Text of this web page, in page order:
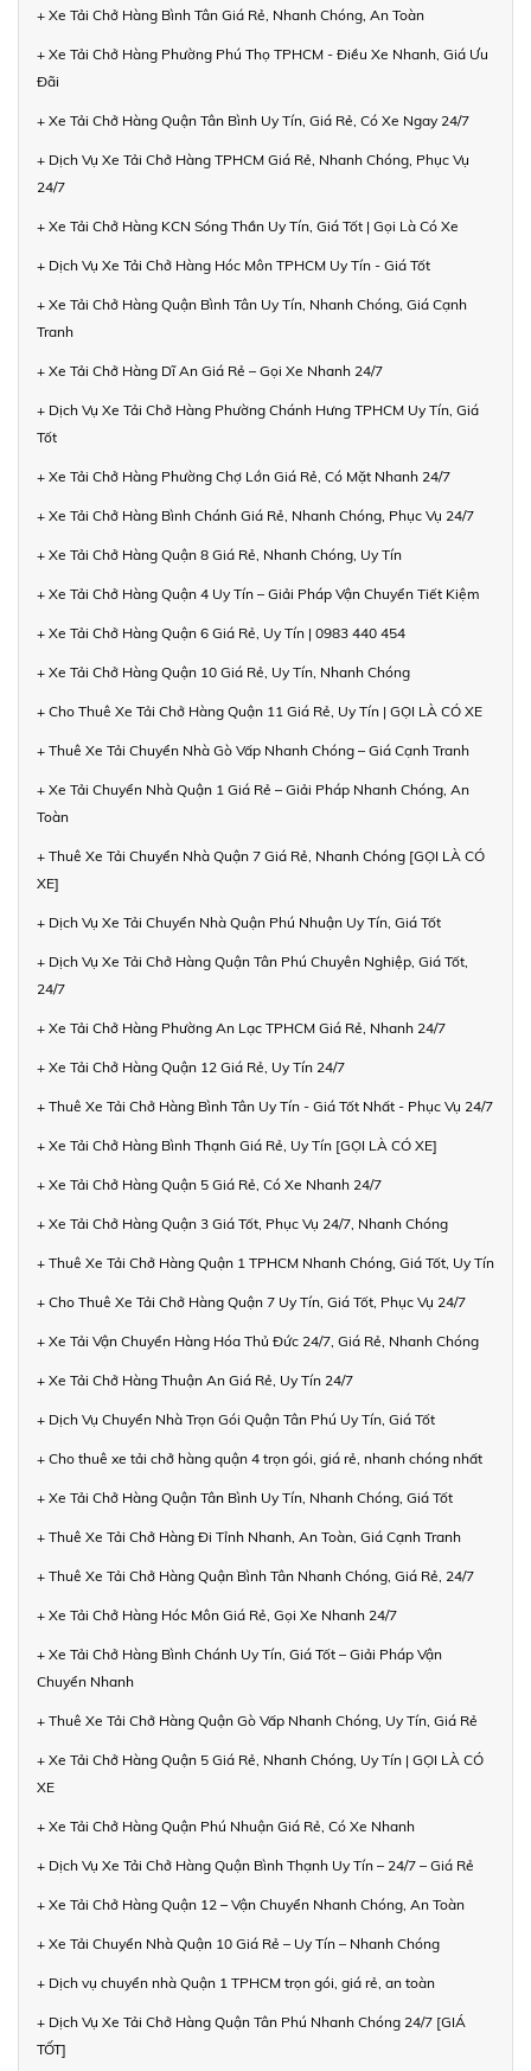
+ Xe Tải Chở Hàng Bình Tân Giá Rẻ, Nhanh Chóng, An Toàn
+ Xe Tải Chở Hàng Phường Phú Thọ TPHCM - Điều Xe Nhanh, Giá Ưu
Đãi
+ Xe Tải Chở Hàng Quận Tân Bình Uy Tín, Giá Rẻ, Có Xe Ngay 24/7
+ Dịch Vụ Xe Tải Chở Hàng TPHCM Giá Rẻ, Nhanh Chóng, Phục Vụ
24/7
+ Xe Tải Chở Hàng KCN Sóng Thần Uy Tín, Giá Tốt | Gọi Là Có Xe
+ Dịch Vụ Xe Tải Chở Hàng Hóc Môn TPHCM Uy Tín - Giá Tốt
+ Xe Tải Chở Hàng Quận Bình Tân Uy Tín, Nhanh Chóng, Giá Cạnh
Tranh
+ Xe Tải Chở Hàng Dĩ An Giá Rẻ – Gọi Xe Nhanh 24/7
+ Dịch Vụ Xe Tải Chở Hàng Phường Chánh Hưng TPHCM Uy Tín, Giá
Tốt
+ Xe Tải Chở Hàng Phường Chợ Lớn Giá Rẻ, Có Mặt Nhanh 24/7
+ Xe Tải Chở Hàng Bình Chánh Giá Rẻ, Nhanh Chóng, Phục Vụ 24/7
+ Xe Tải Chở Hàng Quận 8 Giá Rẻ, Nhanh Chóng, Uy Tín
+ Xe Tải Chở Hàng Quận 4 Uy Tín – Giải Pháp Vận Chuyển Tiết Kiệm
+ Xe Tải Chở Hàng Quận 6 Giá Rẻ, Uy Tín | 0983 440 454
+ Xe Tải Chở Hàng Quận 10 Giá Rẻ, Uy Tín, Nhanh Chóng
+ Cho Thuê Xe Tải Chở Hàng Quận 11 Giá Rẻ, Uy Tín | GỌI LÀ CÓ XE
+ Thuê Xe Tải Chuyển Nhà Gò Vấp Nhanh Chóng – Giá Cạnh Tranh
+ Xe Tải Chuyển Nhà Quận 1 Giá Rẻ – Giải Pháp Nhanh Chóng, An
Toàn
+ Thuê Xe Tải Chuyển Nhà Quận 7 Giá Rẻ, Nhanh Chóng [GỌI LÀ CÓ
XE]
+ Dịch Vụ Xe Tải Chuyển Nhà Quận Phú Nhuận Uy Tín, Giá Tốt
+ Dịch Vụ Xe Tải Chở Hàng Quận Tân Phú Chuyên Nghiệp, Giá Tốt,
24/7
+ Xe Tải Chở Hàng Phường An Lạc TPHCM Giá Rẻ, Nhanh 24/7
+ Xe Tải Chở Hàng Quận 12 Giá Rẻ, Uy Tín 24/7
+ Thuê Xe Tải Chở Hàng Bình Tân Uy Tín - Giá Tốt Nhất - Phục Vụ 24/7
+ Xe Tải Chở Hàng Bình Thạnh Giá Rẻ, Uy Tín [GỌI LÀ CÓ XE]
+ Xe Tải Chở Hàng Quận 5 Giá Rẻ, Có Xe Nhanh 24/7
+ Xe Tải Chở Hàng Quận 3 Giá Tốt, Phục Vụ 24/7, Nhanh Chóng
+ Thuê Xe Tải Chở Hàng Quận 1 TPHCM Nhanh Chóng, Giá Tốt, Uy Tín
+ Cho Thuê Xe Tải Chở Hàng Quận 7 Uy Tín, Giá Tốt, Phục Vụ 24/7
+ Xe Tải Vận Chuyển Hàng Hóa Thủ Đức 24/7, Giá Rẻ, Nhanh Chóng
+ Xe Tải Chở Hàng Thuận An Giá Rẻ, Uy Tín 24/7
+ Dịch Vụ Chuyển Nhà Trọn Gói Quận Tân Phú Uy Tín, Giá Tốt
+ Cho thuê xe tải chở hàng quận 4 trọn gói, giá rẻ, nhanh chóng nhất
+ Xe Tải Chở Hàng Quận Tân Bình Uy Tín, Nhanh Chóng, Giá Tốt
+ Thuê Xe Tải Chở Hàng Đi Tỉnh Nhanh, An Toàn, Giá Cạnh Tranh
+ Thuê Xe Tải Chở Hàng Quận Bình Tân Nhanh Chóng, Giá Rẻ, 24/7
+ Xe Tải Chở Hàng Hóc Môn Giá Rẻ, Gọi Xe Nhanh 24/7
+ Xe Tải Chở Hàng Bình Chánh Uy Tín, Giá Tốt – Giải Pháp Vận
Chuyển Nhanh
+ Thuê Xe Tải Chở Hàng Quận Gò Vấp Nhanh Chóng, Uy Tín, Giá Rẻ
+ Xe Tải Chở Hàng Quận 5 Giá Rẻ, Nhanh Chóng, Uy Tín | GỌI LÀ CÓ
XE
+ Xe Tải Chở Hàng Quận Phú Nhuận Giá Rẻ, Có Xe Nhanh
+ Dịch Vụ Xe Tải Chở Hàng Quận Bình Thạnh Uy Tín – 24/7 – Giá Rẻ
+ Xe Tải Chở Hàng Quận 12 – Vận Chuyển Nhanh Chóng, An Toàn
+ Xe Tải Chuyển Nhà Quận 10 Giá Rẻ – Uy Tín – Nhanh Chóng
+ Dịch vụ chuyển nhà Quận 1 TPHCM trọn gói, giá rẻ, an toàn
+ Dịch Vụ Xe Tải Chở Hàng Quận Tân Phú Nhanh Chóng 24/7 [GIÁ
TỐT]